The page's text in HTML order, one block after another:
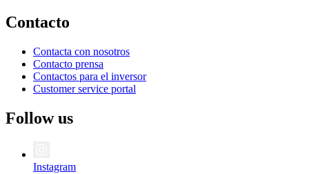
Contacto
Contacta con nosotros
Contacto prensa
Contactos para el inversor
Customer service portal
Follow us
Instagram